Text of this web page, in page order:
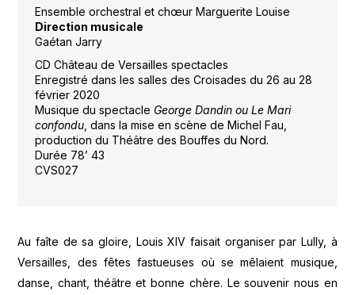
Ensemble orchestral et chœur Marguerite Louise
Direction musicale
Gaétan Jarry
CD Château de Versailles spectacles
Enregistré dans les salles des Croisades du 26 au 28
février 2020
Musique du spectacle George Dandin ou Le Mari
confondu, dans la mise en scène de Michel Fau,
production du Théâtre des Bouffes du Nord.
Durée 78’ 43
CVS027
Au faîte de sa gloire, Louis XIV faisait organiser par Lully, à
Versailles, des fêtes fastueuses où se mêlaient musique,
danse, chant, théâtre et bonne chère. Le souvenir nous en